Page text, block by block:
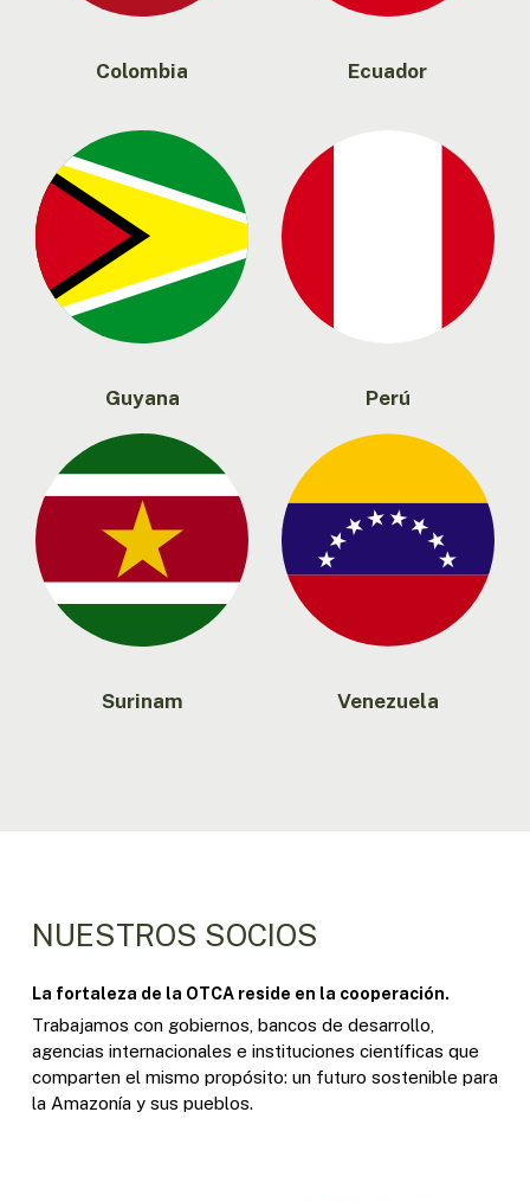
Colombia Ecuador
Guyana Perú
Surinam Venezuela
NUESTROS SOCIOS
La fortaleza de la OTCA reside en la cooperación.
Trabajamos con gobiernos, bancos de desarrollo,
agencias internacionales e instituciones científicas que
comparten el mismo propósito: un futuro sostenible para
la Amazonía y sus pueblos.